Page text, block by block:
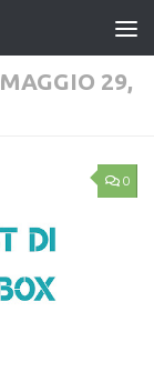
MAGGIO 29,
0